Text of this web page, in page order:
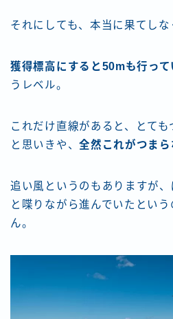
それにしても、本当に果てしな
獲得標高にすると50mも行って
うレベル。
これだけ直線があると、とても
と思いきや、全然これがつまら
追い風というのもありますが
と喋りながら進んでいたとい
ん。